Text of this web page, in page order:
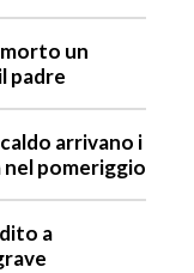
un
padre
arrivano i
pomeriggio
a